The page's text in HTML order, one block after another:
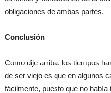
obligaciones de ambas partes.
Conclusión
Como dije arriba, los tiempos
de ser viejo es que en algunos
fácilmente, puesto que no había